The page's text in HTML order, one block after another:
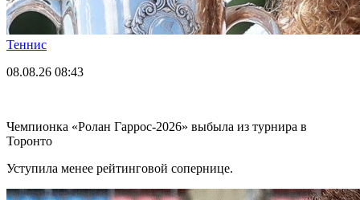
Теннис
08.08.26 08:43
Чемпионка «Ролан Гаррос-2026» выбыла из турнира в
Торонто
Уступила менее рейтинговой сопернице.